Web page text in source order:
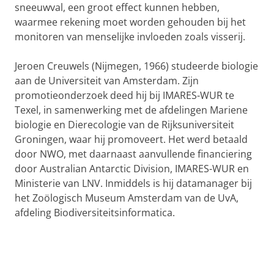
sneeuwval, een groot effect kunnen hebben,
waarmee rekening moet worden gehouden bij het
monitoren van menselijke invloeden zoals visserij.
Jeroen Creuwels (Nijmegen, 1966) studeerde biologie
aan de Universiteit van Amsterdam. Zijn
promotieonderzoek deed hij bij IMARES-WUR te
Texel, in samenwerking met de afdelingen Mariene
biologie en Dierecologie van de Rijksuniversiteit
Groningen, waar hij promoveert. Het werd betaald
door NWO, met daarnaast aanvullende financiering
door Australian Antarctic Division, IMARES-WUR en
Ministerie van LNV. Inmiddels is hij datamanager bij
het Zoölogisch Museum Amsterdam van de UvA,
afdeling Biodiversiteitsinformatica.